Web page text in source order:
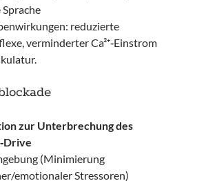
reduzierte
verminderter Ca²⁺‑Einstrom
zur Unterbrechung des
(Minimierung
emotionaler Stressoren)